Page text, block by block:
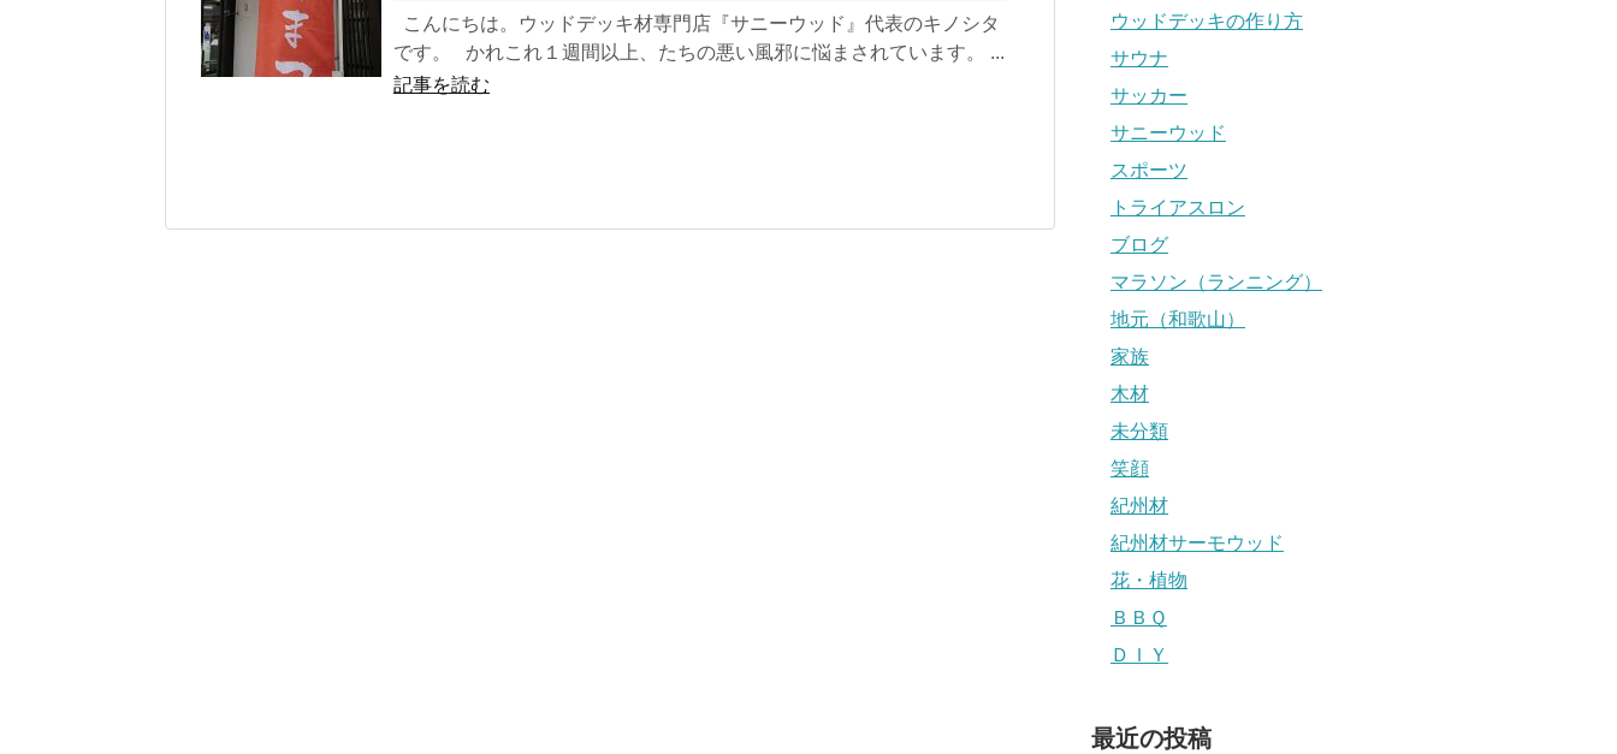
こんにちは。ウッドデッキ材専門店『サニーウッド』代表のキノシタ
です。 かれこれ１週間以上、たちの悪い風邪に悩まされています。 ...
記事を読む
ウッドデッキの作り方
サウナ
サッカー
サニーウッド
スポーツ
トライアスロン
ブログ
マラソン（ランニング）
地元（和歌山）
家族
木材
未分類
笑顔
紀州材
紀州材サーモウッド
花・植物
ＢＢＱ
ＤＩＹ
最近の投稿